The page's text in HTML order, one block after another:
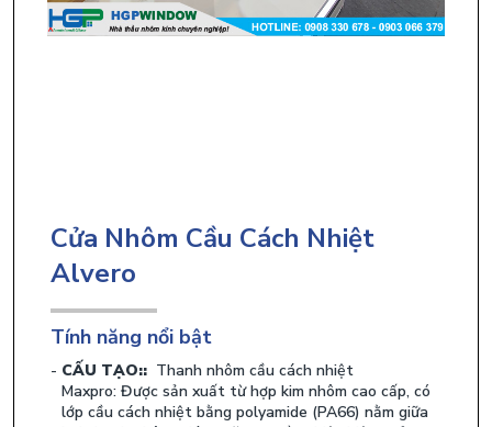
Cửa Nhôm Cầu Cách Nhiệt
Alvero
Tính năng nổi bật
CẤU TẠO:: Thanh nhôm cầu cách nhiệt
Maxpro: Được sản xuất từ hợp kim nhôm cao cấp, có
lớp cầu cách nhiệt bằng polyamide (PA66) nằm giữa